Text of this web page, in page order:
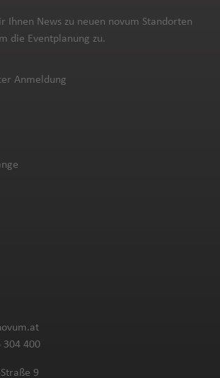
304 400
9
Ihnen News zu neuen novum Standorten
die Eventplanung zu.
Anmeldung